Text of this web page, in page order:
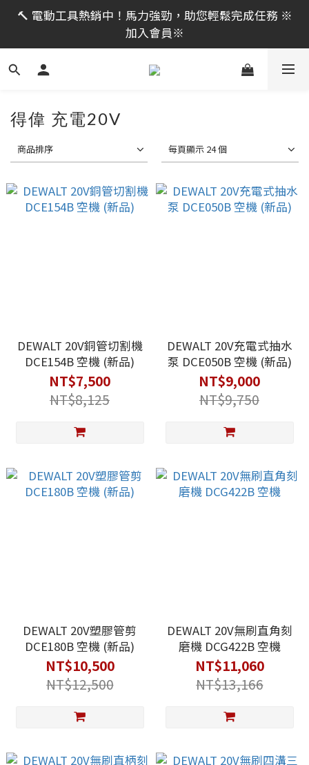
限時活動｜全館消費滿 NT$599 即享免運費，工具補貨
趁現在！立即逛活動商品
🔨 電動工具熱銷中！馬力強勁，助您輕鬆完成任務 ※
加入會員※
限時活動｜全館消費滿 NT$599 即享免運費，工具補貨
趁現在！立即逛活動商品
得偉 充電20V
商品排序 每頁顯示 24 個
DEWALT 20V銅管切割機
DCE154B 空機 (新品)
NT$7,500
NT$8,125
DEWALT 20V充電式抽水
泵 DCE050B 空機 (新品)
NT$9,000
NT$9,750
DEWALT 20V塑膠管剪
DCE180B 空機 (新品)
NT$10,500
NT$12,500
DEWALT 20V無刷直角刻
磨機 DCG422B 空機
NT$11,060
NT$13,166